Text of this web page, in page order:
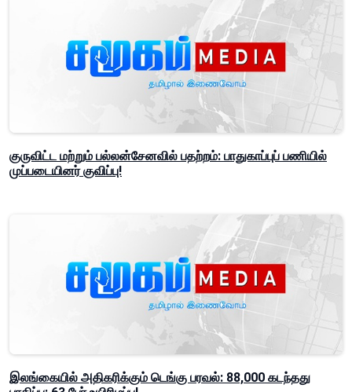
குருவிட்ட மற்றும் பல்லன்சேனவில் பதற்றம்: பாதுகாப்புப் பணியில்
முப்படையினர் குவிப்பு!
இலங்கையில் அதிகரிக்கும் டெங்கு பரவல்: 88,000 கடந்தது